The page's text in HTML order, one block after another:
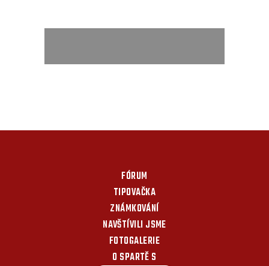
FÓRUM
TIPOVAČKA
ZNÁMKOVÁNÍ
NAVŠTÍVILI JSME
FOTOGALERIE
O SPARTĚ S